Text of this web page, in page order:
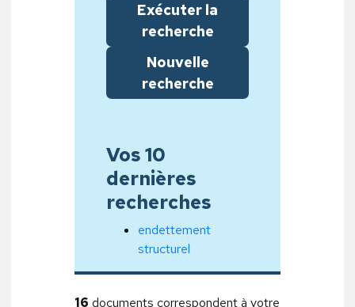
Exécuter la
recherche
Nouvelle
recherche
Vos 10
dernières
recherches
endettement
structurel
16 documents correspondent à votre